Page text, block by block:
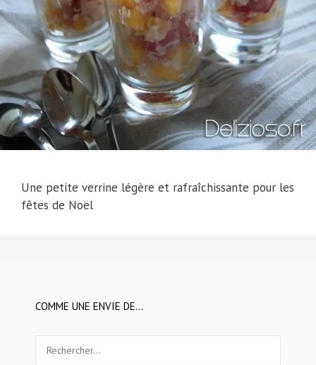
Une petite verrine légère et rafraîchissante pour les
fêtes de Noël
COMME UNE ENVIE DE…